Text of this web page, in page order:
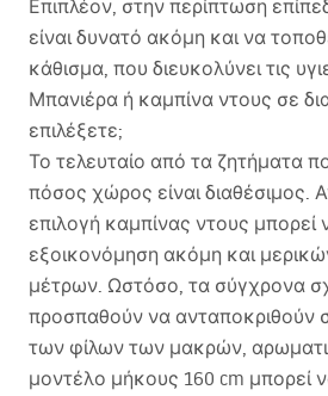
Επιπλέον, στην περίπτωση
είναι δυνατό ακόμη και να
κάθισμα, που διευκολύνει τις
Μπανιέρα ή καμπίνα ντους σε
επιλέξετε;
Το τελευταίο από τα ζητήματα
πόσος χώρος είναι διαθέσιμος.
επιλογή καμπίνας ντους μπορεί
εξοικονόμηση ακόμη και
μέτρων. Ωστόσο, τα σύγχρονα
προσπαθούν να ανταποκριθούν
των φίλων των μακρών,
μοντέλο μήκους 160 cm μπορεί